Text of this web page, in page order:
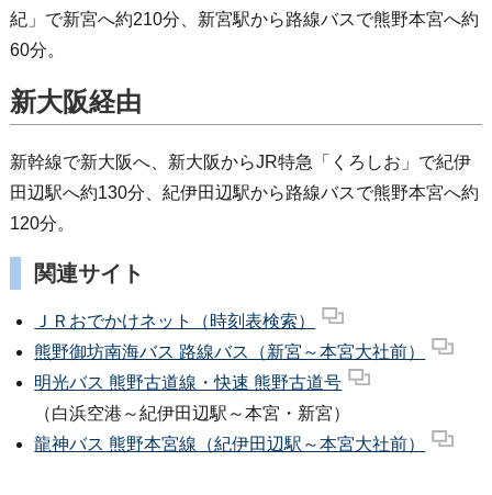
紀」で新宮へ約210分、新宮駅から路線バスで熊野本宮へ約
60分。
新大阪経由
新幹線で新大阪へ、新大阪からJR特急「くろしお」で紀伊
田辺駅へ約130分、紀伊田辺駅から路線バスで熊野本宮へ約
120分。
関連サイト
ＪＲおでかけネット（時刻表検索）
熊野御坊南海バス 路線バス（新宮～本宮大社前）
明光バス 熊野古道線・快速 熊野古道号
（白浜空港～紀伊田辺駅～本宮・新宮）
龍神バス 熊野本宮線（紀伊田辺駅～本宮大社前）